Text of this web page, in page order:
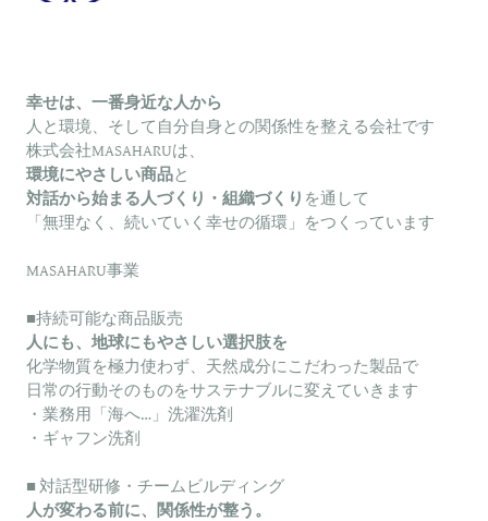
幸せは、一番身近な人から
人と環境、そして自分自身との関係性を整える会社です
株式会社MASAHARUは、
環境にやさしい商品と
対話から始まる人づくり・組織づくり を通して
「無理なく、続いていく幸せの循環」をつくっています
MASAHARU事業
■持続可能な商品販売
人にも、地球にもやさしい選択肢を
化学物質を極力使わず、天然成分にこだわった製品で
日常の行動そのものをサステナブルに変えていきます
・業務用「海へ…」洗濯洗剤
・ギャフン洗剤
■ 対話型研修・チームビルディング
人が変わる前に、関係性が整う。
サステナブル商品
テーブルハウス
サステナビリティ
お問い合わせ